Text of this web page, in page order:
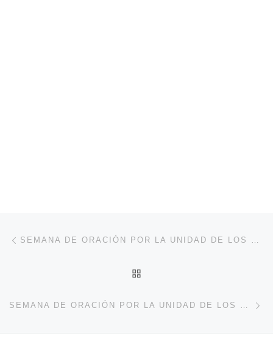
Navegación de entradas SEMANA DE ORACIÓN POR LA UNIDAD DE LOS CRISTIANOS. DÍA 4º: "LO VIEJO HA PASADO"- " O MUNDO ANTIGO PASSOU"
SEMANA DE ORACIÓN POR LA UNIDAD DE LOS CRISTIANOS. DÍA 5º: "UNA NUEVA REALIDAD ESTÁ PRESENTE". "TUDO SE TORNOU UMA REALIDADE NOVA"